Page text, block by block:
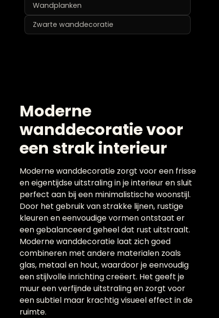
Wandplanken
Zwarte wanddecoratie
Moderne
wanddecoratie voor
een strak interieur
Moderne wanddecoratie zorgt voor een frisse
en eigentijdse uitstraling in je interieur en sluit
perfect aan bij een minimalistische woonstijl.
Door het gebruik van strakke lijnen, rustige
kleuren en eenvoudige vormen ontstaat er
een gebalanceerd geheel dat rust uitstraalt.
Moderne wanddecoratie laat zich goed
combineren met andere materialen zoals
glas, metaal en hout, waardoor je eenvoudig
een stijlvolle inrichting creëert. Het geeft je
muur een verfijnde uitstraling en zorgt voor
een subtiel maar krachtig visueel effect in de
ruimte.